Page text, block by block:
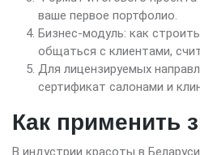
ваше первое портфолио.
Бизнес-модуль: как
общаться с клиентами,
Для лицензируемых
сертификат салонами и
Как применить
В индустрии красоты в